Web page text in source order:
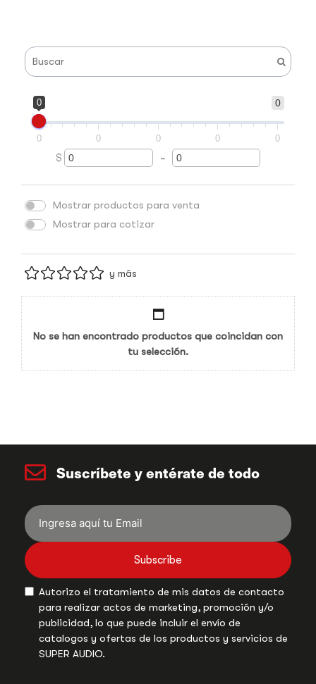
0
0
0 0 0 0 0
$
Minimum Price
-
Maximum Price
Mostrar productos para venta
Mostrar para cotizar
y más
No se han encontrado productos que coincidan con
tu selección.
Suscríbete y entérate de todo
Subscribe
Autorizo el tratamiento de mis datos de contacto
para realizar actos de marketing, promoción y/o
publicidad, lo que puede incluir el envío de
catalogos y ofertas de los productos y servicios de
SUPER AUDIO.